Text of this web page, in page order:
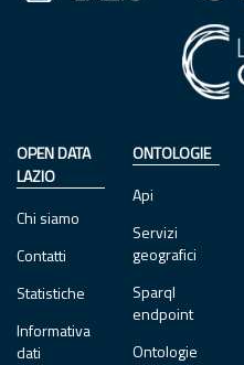
OPEN DATA
LAZIO
Chi siamo
Contatti
Statistiche
Informativa
dati
ONTOLOGIE
Api
Servizi
geografici
Sparql
endpoint
Ontologie